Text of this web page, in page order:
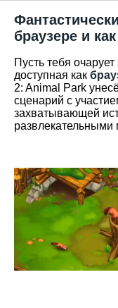
НОВОСТИ
ОБЗОР ИГРЫ
ЧАСТО
браузере и
Пусть тебя
доступная как
2: Animal Park
сценарий с
захватывающей
развлекательными